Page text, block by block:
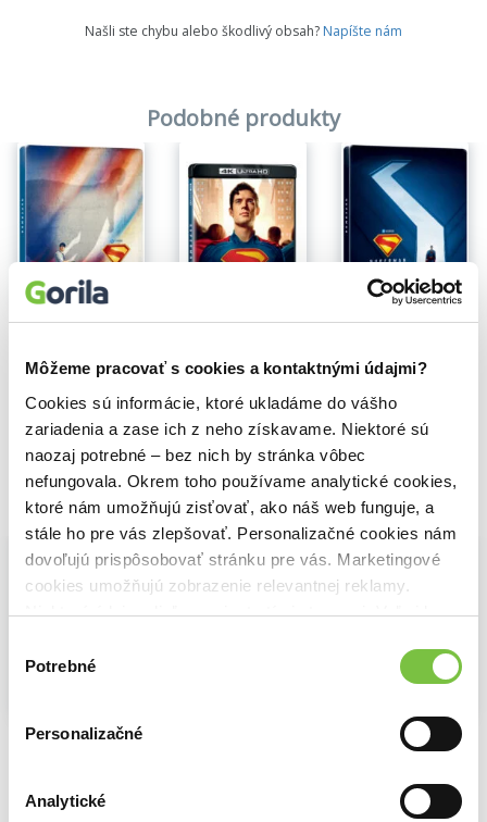
Môžeme pracovať s cookies a kontaktnými údajmi?
Cookies sú informácie, ktoré ukladáme do vášho
zariadenia a zase ich z neho získavame. Niektoré sú
naozaj potrebné – bez nich by stránka vôbec
nefungovala. Okrem toho používame analytické cookies,
ktoré nám umožňujú zisťovať, ako náš web funguje, a
stále ho pre vás zlepšovať. Personalizačné cookies nám
dovoľujú prispôsobovať stránku pre vás. Marketingové
cookies umožňujú zobrazenie relevantnej reklamy.
Niektoré údaje zdieľame aj s tretími stranami. Veľmi by
cookies.
súhlasu
Potrebné
Personalizačné
Analytické
Našli ste chybu alebo škodlivý obsah? Napíšte nám
Podobné produkty
29,60€ 24,00€
Na sklade
29,90€
Vybrané pre teba
Superman
Na sklade
Mission: Impossible – Poslední zúčtování